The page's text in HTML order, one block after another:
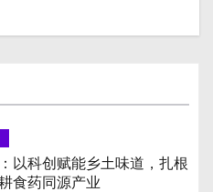
以科创赋能乡土味道，扎根
食药同源产业